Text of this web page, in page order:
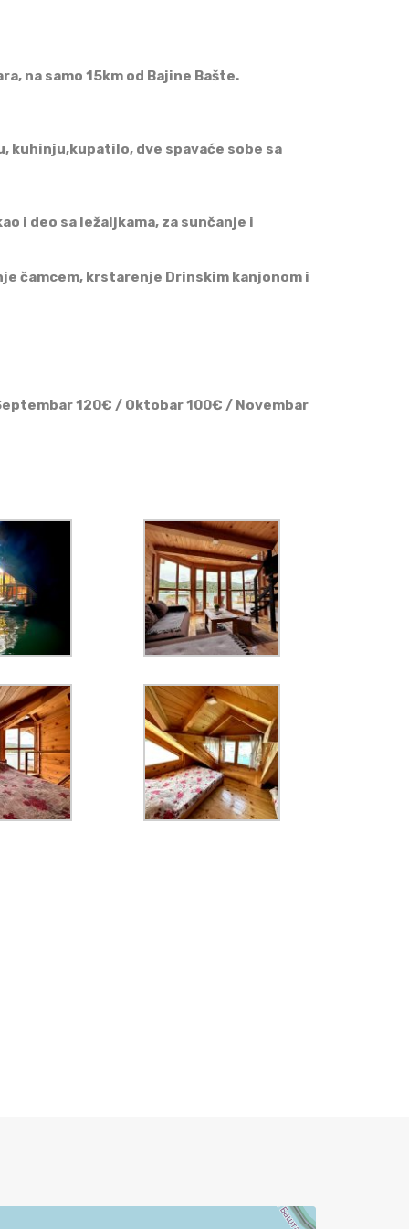
na samo 15km od Bajine Bašte.
kuhinju,kupatilo, dve spavaće sobe sa
i deo sa ležaljkama, za sunčanje i
čamcem, krstarenje Drinskim kanjonom i
120€ / Oktobar 100€ / Novembar